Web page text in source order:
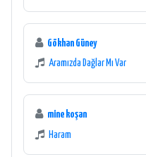
Gökhan Güney
Aramızda Dağlar Mı Var
mine koşan
Haram